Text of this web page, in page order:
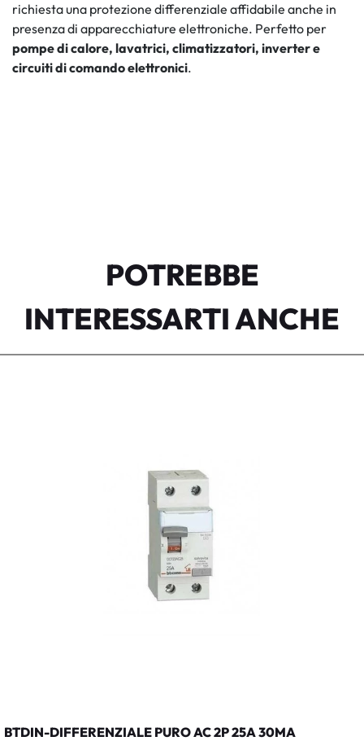
richiesta una protezione differenziale affidabile anche in
presenza di apparecchiature elettroniche. Perfetto per
pompe di calore, lavatrici, climatizzatori, inverter e
circuiti di comando elettronici.
POTREBBE
INTERESSARTI ANCHE
BTDIN-DIFFERENZIALE PURO AC 2P 25A 30MA